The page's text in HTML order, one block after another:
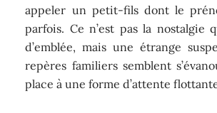
appeler un petit-fils dont le
parfois. Ce n’est pas la nostalgie
d’emblée, mais une étrange
repères familiers semblent
place à une forme d’attente